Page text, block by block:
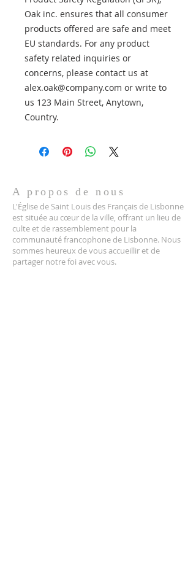
Oak inc. ensures that all consumer
products offered are safe and meet
EU standards. For any product
safety related inquiries or
alex.oak@company.com or write to
us 123 Main Street, Anytown,
Country.
A propos de nous
L'Église de Saint Louis des Français de Lisbonne
est située au cœur de la ville, offrant un lieu de
culte et de rassemblement pour la
communauté francophone de Lisbonne. Nous
sommes heureux de vous accueillir et de
partager notre foi avec vous.